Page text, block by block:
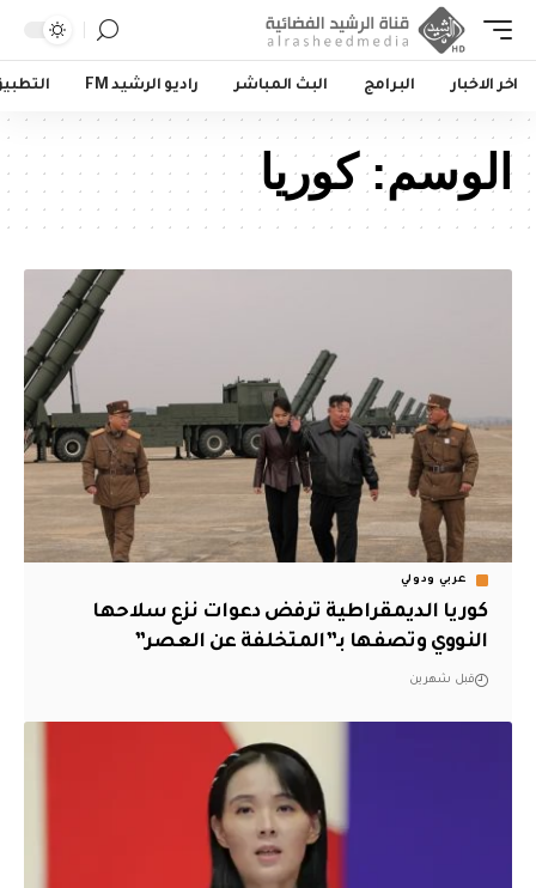
اخر الاخبار البرامج البث المباشر راديو الرشيد FM
الوسم:كوريا
عربي ودولي
كوريا الديمقراطية ترفض دعوات نزع سلاحها
النووي وتصفها بـ”المتخلفة عن العصر”
قبل شهرين